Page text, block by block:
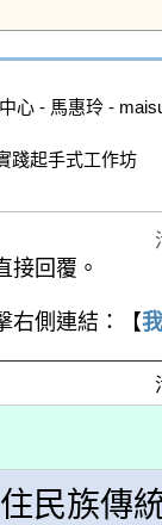
心 - 馬惠玲 -
踐起手式工作坊
接回覆。
右側連結：【
民族傳